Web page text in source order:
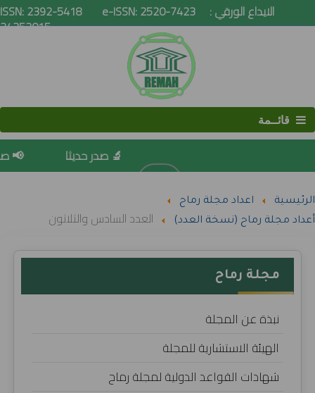
ISSN: 2392-5418 e-ISSN: 2520-7423 الايداع الورقي :
24352015
قائــمة
🔬 صدر حديثا 📢
الرئيسية
اعداد مجلة رماح
أعداد مجلة رماح (نسخة العدد)
العدد السادس والثلاثون
مجلة رماح
نبذة عن المجلة
الهيئة الاستشارية للمجلة
شهادات القواعد الدولية لمجلة رماح